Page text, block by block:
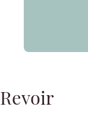
Revoir